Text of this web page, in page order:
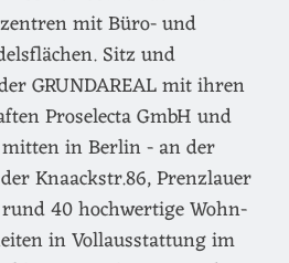
mit Büro- und
Sitz und
GRUNDAREAL mit ihren
Proselecta GmbH und
in Berlin - an der
Knaackstr.86, Prenzlauer
40 hochwertige Wohn-
in Vollausstattung im